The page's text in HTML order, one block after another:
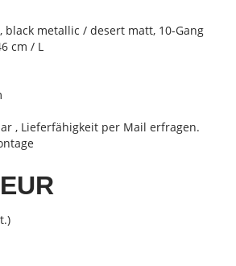
black metallic / desert matt, 10-Gang
cm / L
, Lieferfähigkeit per Mail erfragen.